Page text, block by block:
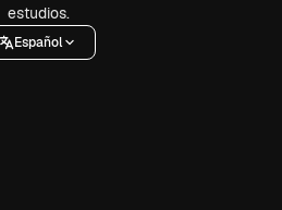
estudios.
Español